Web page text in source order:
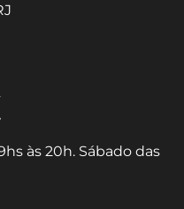
às 20h. Sábado das